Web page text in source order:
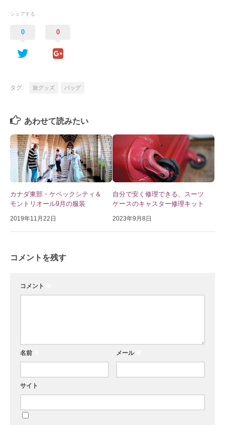
シェアする
0 0
タグ: 旅グッズ バッグ
あわせて読みたい
カナダ東部・ケベックシティ＆
モントリオール9月の服装
2019年11月22日
自分で安く修理できる、スーツ
ケースのキャスター修理キット
2023年9月8日
コメントを残す
コメント
名前 メール
サイト